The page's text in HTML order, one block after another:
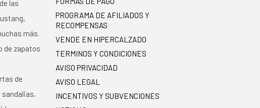
las
más.
de zapatos
de
PROGRAMA DE AFILIADOS Y
RECOMPENSAS
VENDE EN HIPERCALZADO
TERMINOS Y CONDICIONES
AVISO PRIVACIDAD
AVISO LEGAL
INCENTIVOS Y SUBVENCIONES